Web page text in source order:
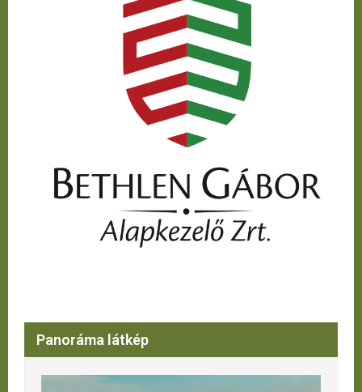
Panoráma látkép